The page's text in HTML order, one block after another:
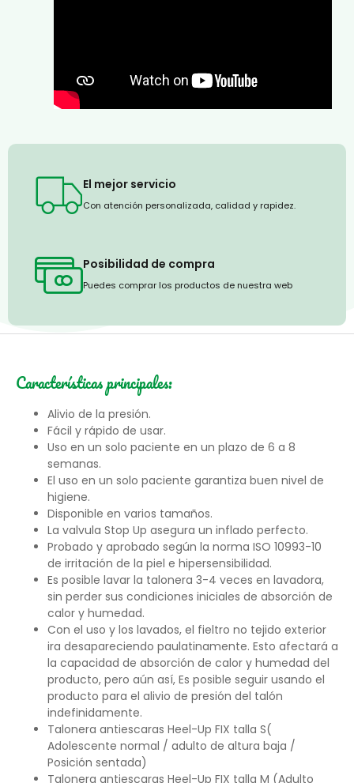
El mejor servicio
Con atención personalizada, calidad y rapidez.
Posibilidad de compra
Puedes comprar los productos de nuestra web
Características principales:
Alivio de la presión.
Fácil y rápido de usar.
Uso en un solo paciente en un plazo de 6 a 8
semanas.
El uso en un solo paciente garantiza buen nivel de
higiene.
Disponible en varios tamaños.
La valvula Stop Up asegura un inflado perfecto.
Probado y aprobado según la norma ISO 10993-10
de irritación de la piel e hipersensibilidad.
Es posible lavar la talonera 3-4 veces en lavadora,
sin perder sus condiciones iniciales de absorción de
calor y humedad.
Con el uso y los lavados, el fieltro no tejido exterior
ira desapareciendo paulatinamente. Esto afectará a
la capacidad de absorción de calor y humedad del
producto, pero aún así, Es posible seguir usando el
producto para el alivio de presión del talón
indefinidamente.
Talonera antiescaras Heel-Up FIX talla S(
Adolescente normal / adulto de altura baja /
Posición sentada)
Talonera antiescaras Heel-Up FIX talla M (Adulto